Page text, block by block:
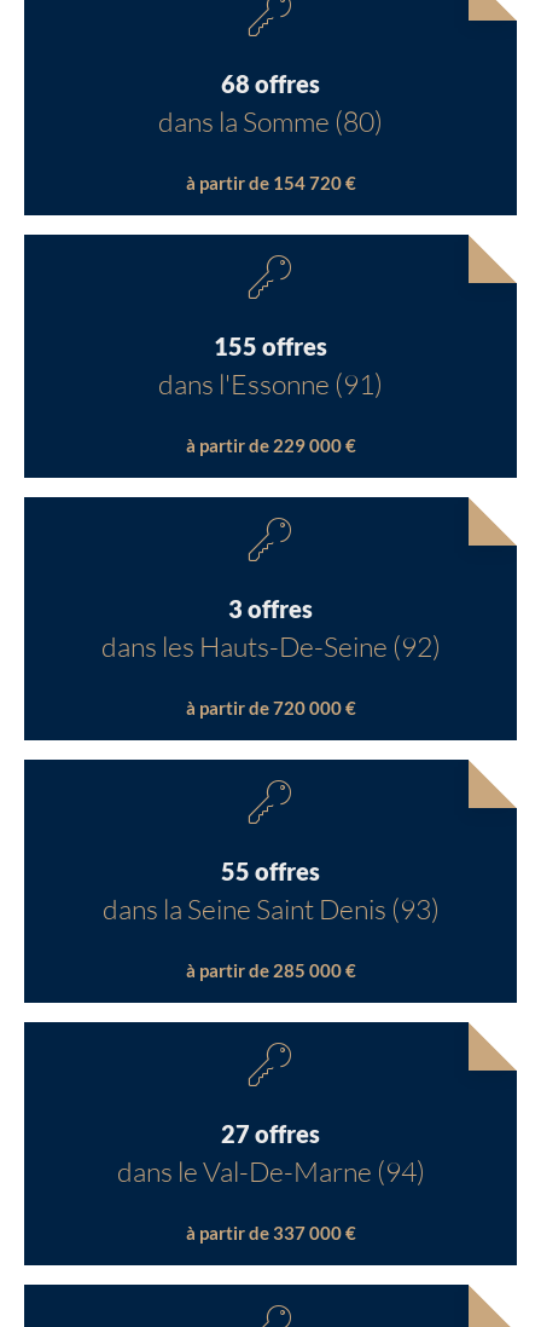
68 offres
dans la Somme (80)
à partir de 154 720 €
155 offres
dans l'Essonne (91)
à partir de 229 000 €
3 offres
dans les Hauts-De-Seine (92)
à partir de 720 000 €
55 offres
dans la Seine Saint Denis (93)
à partir de 285 000 €
27 offres
dans le Val-De-Marne (94)
à partir de 337 000 €